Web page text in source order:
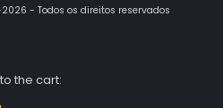
- Todos os direitos reservados
the cart: